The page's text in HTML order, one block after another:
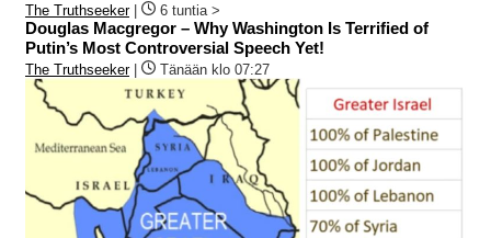
The Truthseeker| 6 tuntia >
Douglas Macgregor – Why Washington Is Terrified of
Putin’s Most Controversial Speech Yet!
The Truthseeker| Tänään klo 07:27